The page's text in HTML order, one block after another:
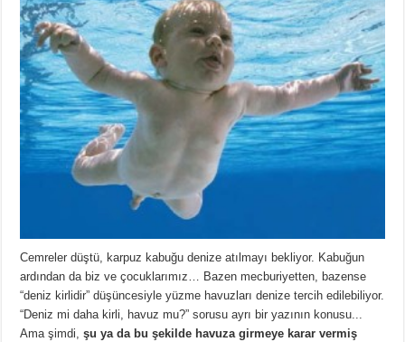
Cemreler düştü, karpuz kabuğu denize atılmayı bekliyor. Kabuğun
ardından da biz ve çocuklarımız… Bazen mecburiyetten, bazense
“deniz kirlidir” düşüncesiyle yüzme havuzları denize tercih edilebiliyor.
“Deniz mi daha kirli, havuz mu?” sorusu ayrı bir yazının konusu...
Ama şimdi,şu ya da bu şekilde havuza girmeye karar vermiş